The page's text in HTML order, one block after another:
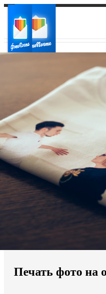
Ваш регион доставки
Выберите из списка:
Мы доставляем по всему
Продолжить без города
Печать фото на